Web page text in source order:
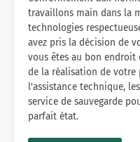
travaillons main dans la
technologies
avez pris la décision de
vous êtes au bon
de la réalisation de
l'assistance technique,
service de sauvegarde
parfait état.